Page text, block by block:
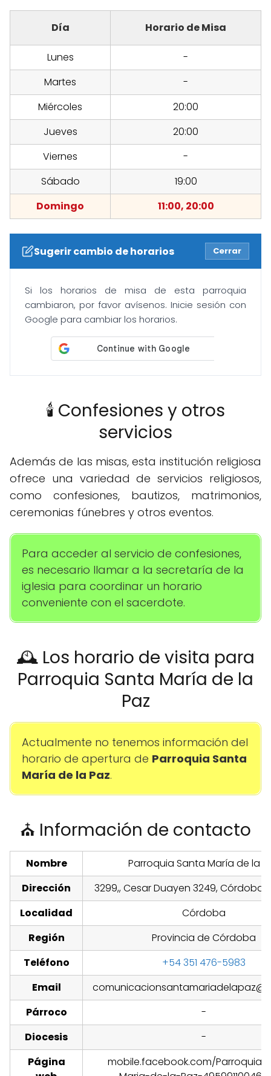
Día Horario de Misa
Lunes
-
Martes
-
Miércoles
20:00
Jueves
20:00
Viernes
-
Sábado
19:00
Domingo
11:00, 20:00
Sugerir cambio de horarios Cerrar
Si los horarios de misa de esta parroquia
cambiaron, por favor avísenos. Inicie sesión con
Google para cambiar los horarios.
🕯️ Confesiones y otros
servicios
Además de las misas, esta institución religiosa
ofrece una variedad de servicios religiosos,
como confesiones, bautizos, matrimonios,
ceremonias fúnebres y otros eventos.
Para acceder al servicio de confesiones,
es necesario llamar a la secretaría de la
iglesia para coordinar un horario
conveniente con el sacerdote.
🕰️ Los horario de visita para
Parroquia Santa María de la
Paz
Actualmente no tenemos información del
horario de apertura de Parroquia Santa
María de la Paz.
⛪ Información de contacto
Nombre
Parroquia Santa María de la
Dirección
3299,, Cesar Duayen 3249, Córdoba,
Localidad
Córdoba
Región
Provincia de Córdoba
Teléfono
+54 351 476-5983
Email
Párroco
-
Diocesis
-
Página
mobile.facebook.com/Parroquia-